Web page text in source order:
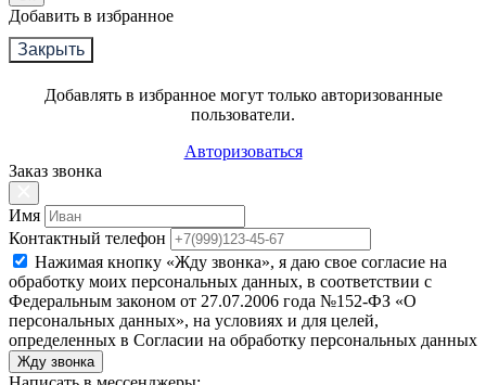
Добавить в избранное
Закрыть
Добавлять в избранное могут только авторизованные
пользователи.
Авторизоваться
Заказ звонка
Имя
Контактный телефон
Нажимая кнопку «Жду звонка», я даю свое согласие на
обработку моих персональных данных, в соответствии с
Федеральным законом от 27.07.2006 года №152-ФЗ «О
персональных данных», на условиях и для целей,
определенных в Согласии на обработку персональных данных
Жду звонка